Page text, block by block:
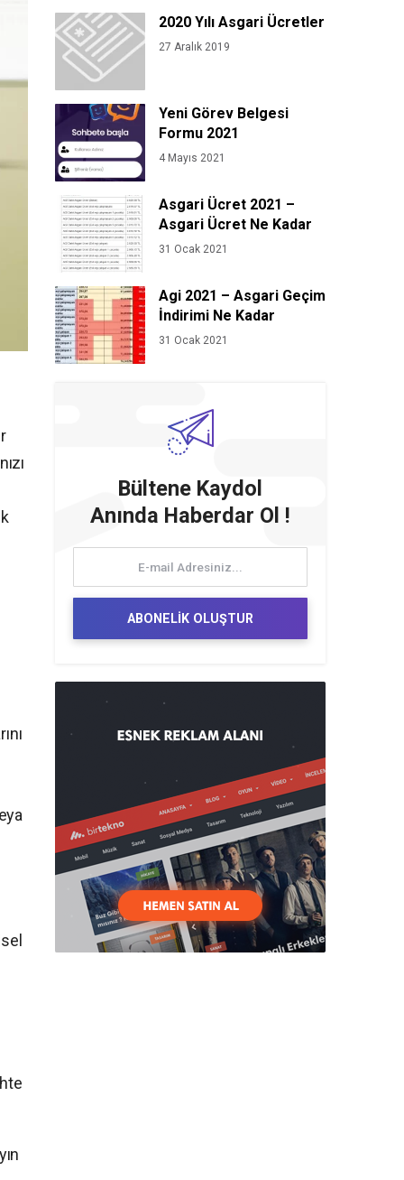
2020 Yılı Asgari Ücretler
27 Aralık 2019
Yeni Görev Belgesi
Formu 2021
4 Mayıs 2021
Asgari Ücret 2021 –
Asgari Ücret Ne Kadar
31 Ocak 2021
Agi 2021 – Asgari Geçim
İndirimi Ne Kadar
31 Ocak 2021
Bültene Kaydol
Anında Haberdar Ol !
ABONELİK OLUŞTUR